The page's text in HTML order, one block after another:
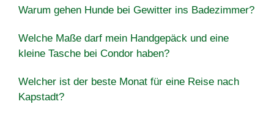
Warum gehen Hunde bei Gewitter ins Badezimmer?
Welche Maße darf mein Handgepäck und eine
kleine Tasche bei Condor haben?
Welcher ist der beste Monat für eine Reise nach
Kapstadt?